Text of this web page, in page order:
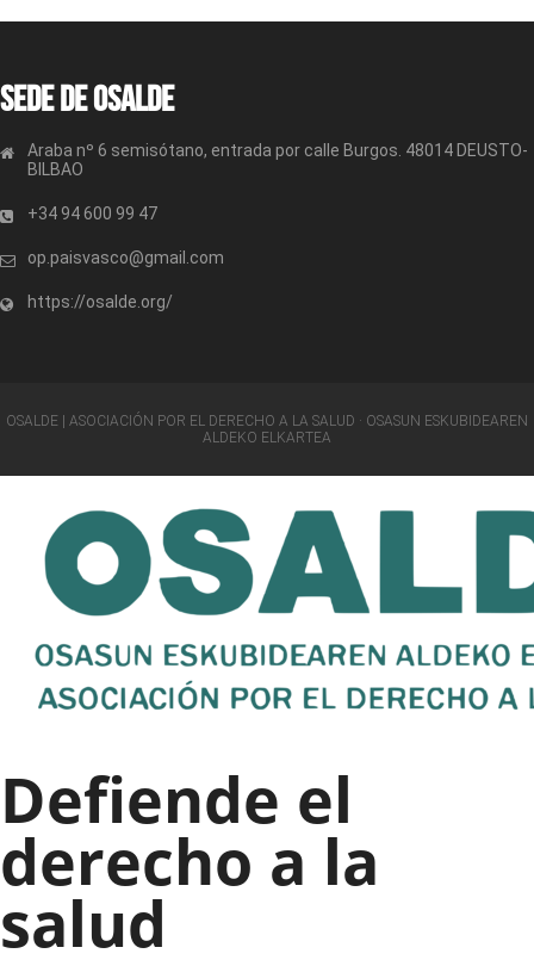
Sede de OSALDE
Araba nº 6 semisótano, entrada por calle Burgos. 48014 DEUSTO-
BILBAO
+34 94 600 99 47
op.paisvasco@gmail.com
https://osalde.org/
OSALDE | ASOCIACIÓN POR EL DERECHO A LA SALUD · OSASUN ESKUBIDEAREN
ALDEKO ELKARTEA
Defiende el
derecho a la
salud